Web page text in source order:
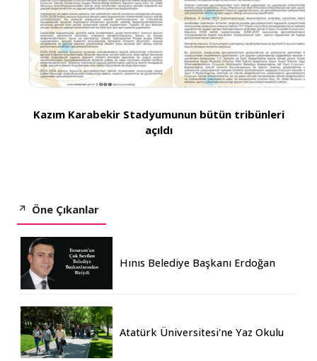
Kazım Karabekir Stadyumunun bütün tribünleri
açıldı
Öne Çıkanlar
Hınıs Belediye Başkanı Erdoğan
Atatürk Üniversitesi'ne Yaz Okulu